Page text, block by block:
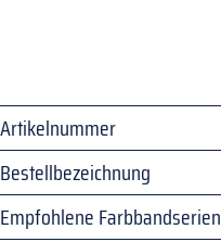
Artikelnummer
Bestellbezeichnung
Empfohlene Farbbandserien